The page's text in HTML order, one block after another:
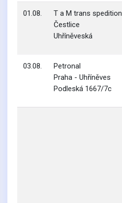
01.08.
T a M trans spedition
Čestlice
Uhříněveská
03.08.
Petronal
Praha - Uhříněves
Podleská 1667/7c